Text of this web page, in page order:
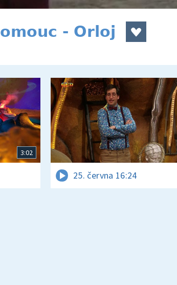
- Orloj
3:02
25. června 16:24